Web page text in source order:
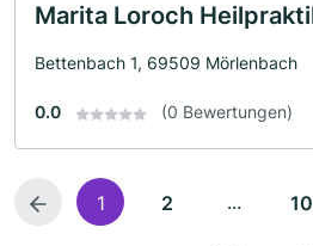
Marita Loroch
Bettenbach 1, 69509 Mörlenbach
0.0 (0 Bewertungen)
1 2 ... 10